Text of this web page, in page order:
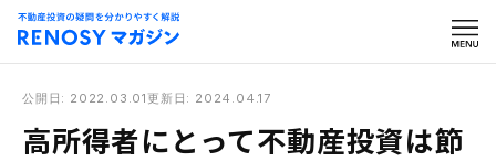
公開日: 2022.03.01 更新日: 2024.04.17
高所得者にとって不動産投資は節